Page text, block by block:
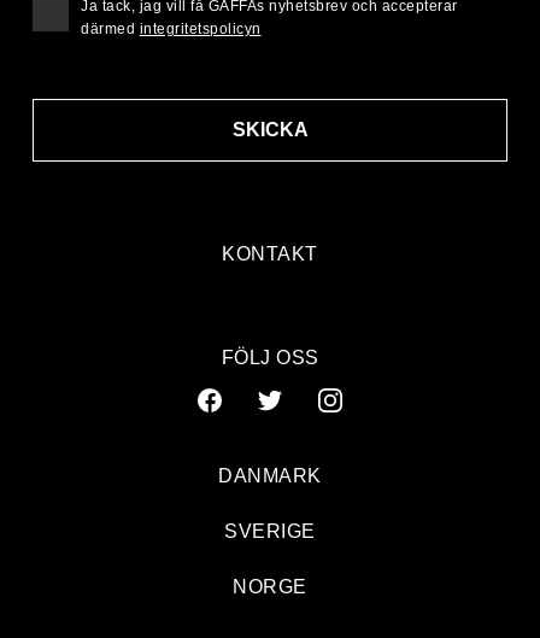
KONTAKT
SKICKA
Ja tack, jag vill få GAFFAs nyhetsbrev och accepterar
därmed integritetspolicyn
FÖLJ OSS
DANMARK
SVERIGE
NORGE